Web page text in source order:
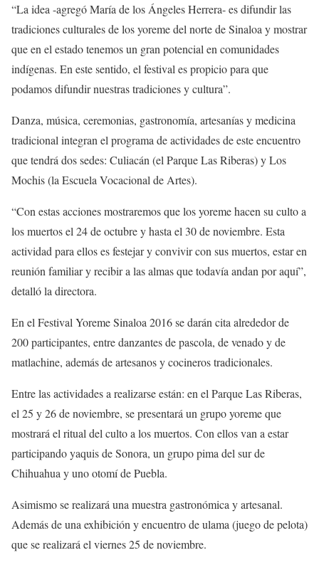
“La idea -agregó María de los Ángeles Herrera- es difundir las
tradiciones culturales de los yoreme del norte de Sinaloa y mostrar
que en el estado tenemos un gran potencial en comunidades
indígenas. En este sentido, el festival es propicio para que
podamos difundir nuestras tradiciones y cultura”.
Danza, música, ceremonias, gastronomía, artesanías y medicina
tradicional integran el programa de actividades de este encuentro
que tendrá dos sedes: Culiacán (el Parque Las Riberas) y Los
Mochis (la Escuela Vocacional de Artes).
“Con estas acciones mostraremos que los yoreme hacen su culto a
los muertos el 24 de octubre y hasta el 30 de noviembre. Esta
actividad para ellos es festejar y convivir con sus muertos, estar en
reunión familiar y recibir a las almas que todavía andan por aquí”,
detalló la directora.
En el Festival Yoreme Sinaloa 2016 se darán cita alrededor de
200 participantes, entre danzantes de pascola, de venado y de
matlachine, además de artesanos y cocineros tradicionales.
Entre las actividades a realizarse están: en el Parque Las Riberas,
el 25 y 26 de noviembre, se presentará un grupo yoreme que
mostrará el ritual del culto a los muertos. Con ellos van a estar
participando yaquis de Sonora, un grupo pima del sur de
Chihuahua y uno otomí de Puebla.
Asimismo se realizará una muestra gastronómica y artesanal.
Además de una exhibición y encuentro de ulama (juego de pelota)
que se realizará el viernes 25 de noviembre.